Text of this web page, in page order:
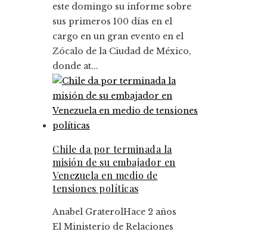
este domingo su informe sobre
sus primeros 100 días en el
cargo en un gran evento en el
Zócalo de la Ciudad de México,
donde at...
Chile da por terminada la
misión de su embajador en
Venezuela en medio de
tensiones políticas
Anabel GraterolHace 2 años
El Ministerio de Relaciones